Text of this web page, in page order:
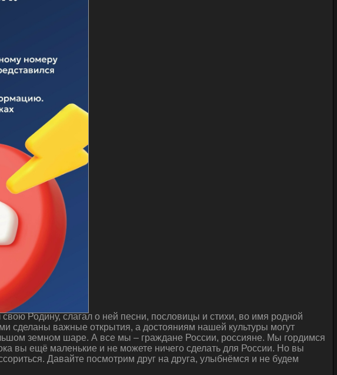
Родину, слагал о ней песни, пословицы и стихи, во имя родной
сделаны важные открытия, а достояниям нашей культуры могут
земном шаре. А все мы – граждане России, россияне. Мы гордимся
вы ещё маленькие и не можете ничего сделать для России. Но вы
Давайте посмотрим друг на друга, улыбнёмся и не будем